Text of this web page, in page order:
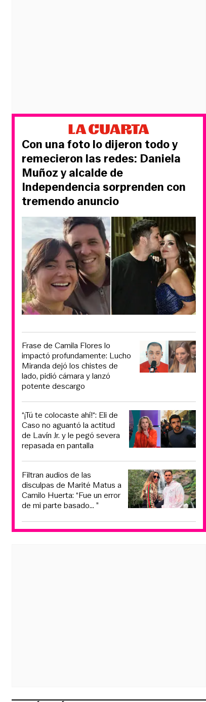
Con una foto lo dijeron todo y
remecieron las redes: Daniela
Muñoz y alcalde de
Independencia sorprenden con
tremendo anuncio
Frase de Camila Flores lo
impactó profundamente: Lucho
Miranda dejó los chistes de
lado, pidió cámara y lanzó
potente descargo
“¡Tú te colocaste ahí!“: Eli de
Caso no aguantó la actitud
de Lavín Jr. y le pegó severa
repasada en pantalla
Filtran audios de las
disculpas de Marité Matus a
Camilo Huerta: “Fue un error
de mi parte basado... ”